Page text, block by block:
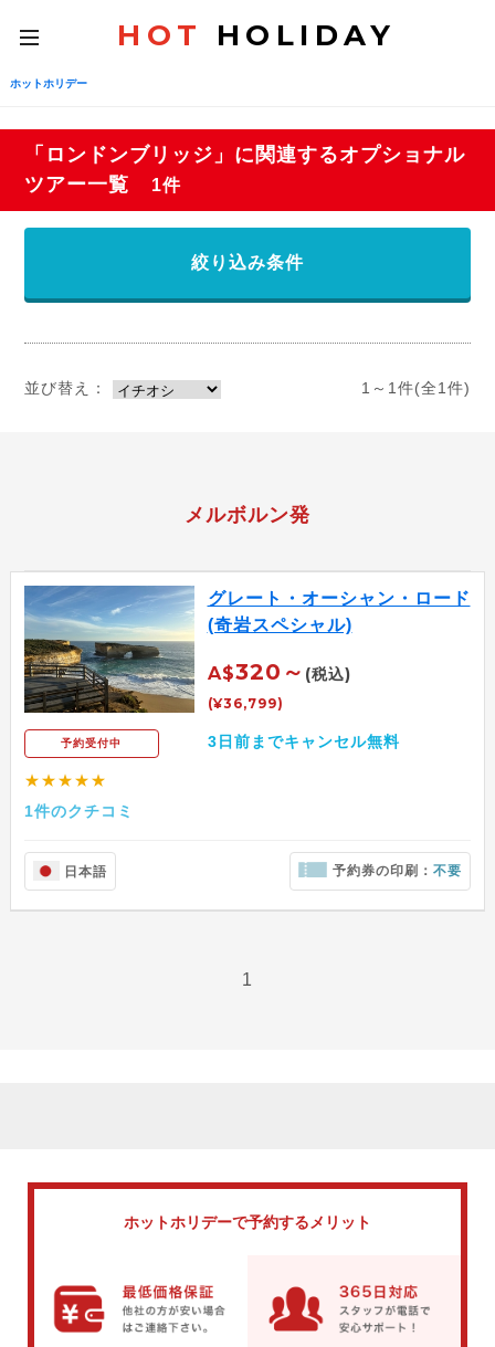
toggle
navigation
HOT HOLIDAY
ホットホリデー
「ロンドンブリッジ」に関連するオプショナル
ツアー一覧
1件
絞り込み条件
並び替え： 1～1件(全1件)
メルボルン発
予約受付中
★★★★★
1件のクチコミ
グレート・オーシャン・ロード
(奇岩スペシャル)
A$320～ (税込)
(¥36,799)
3日前までキャンセル無料
日本語 予約券の印刷：不要
1
ホットホリデーで予約するメリット